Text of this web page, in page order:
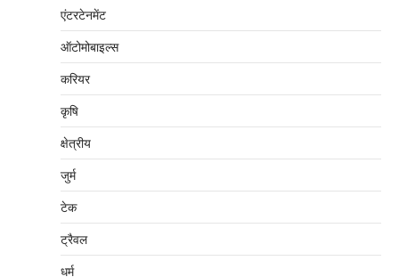
एंटरटेनमेंट
ऑटोमोबाइल्स
करियर
कृषि
क्षेत्रीय
जुर्म
टेक
ट्रैवल
धर्म